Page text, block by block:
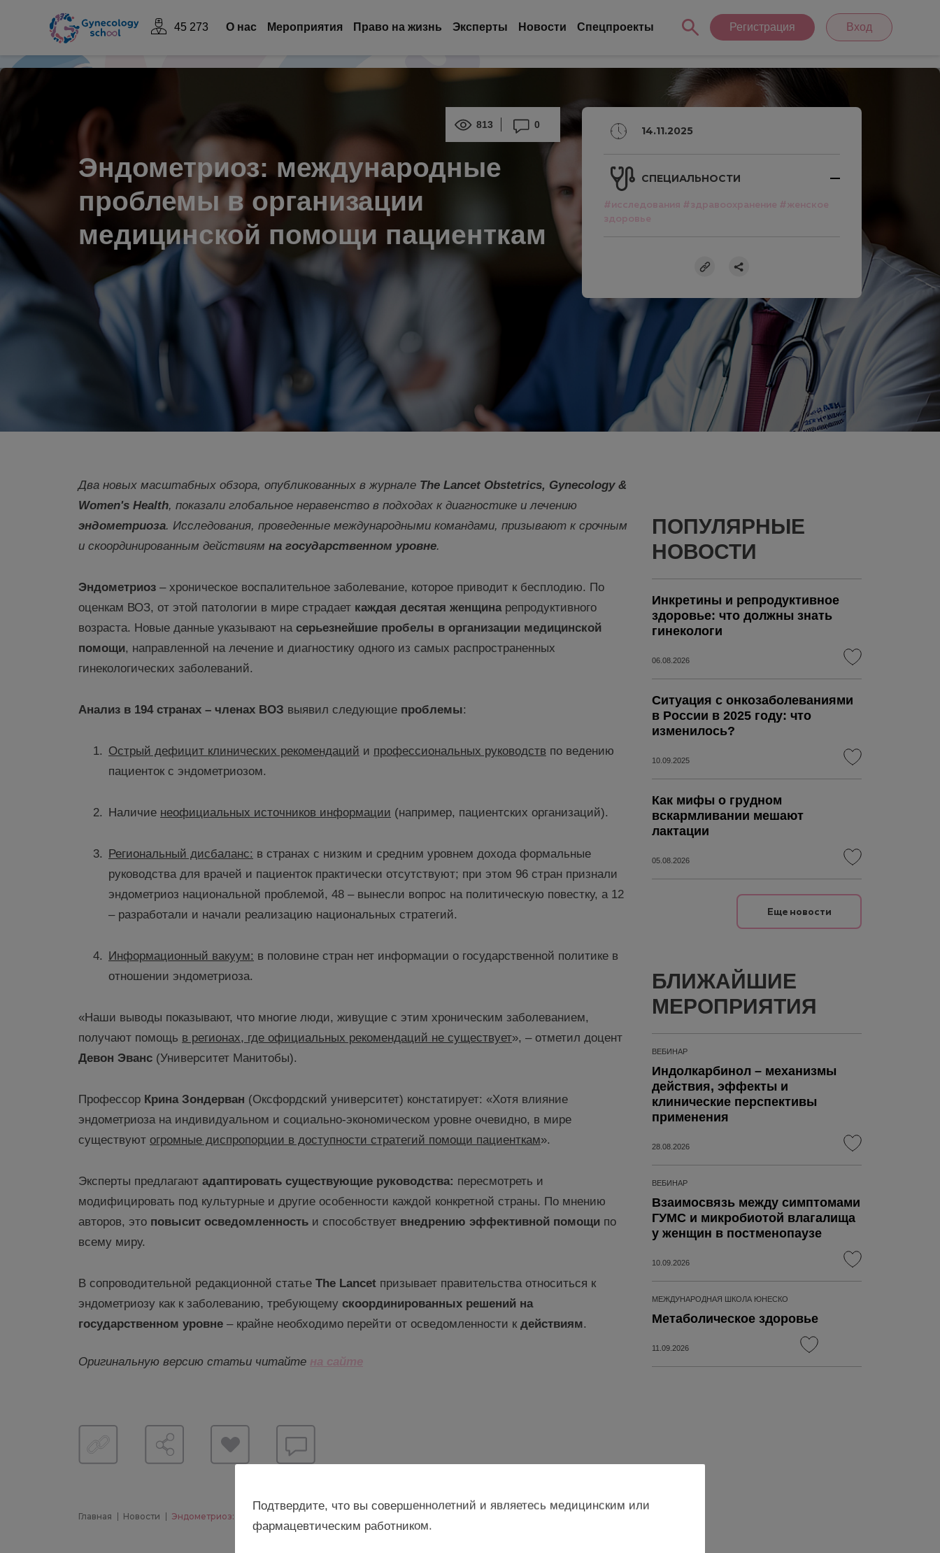
45 273 О нас Mероприятия Право на жизнь Эксперты Новости Спецпроекты Регистрация Вход
813 0
Эндометриоз: международные
проблемы в организации
медицинской помощи пациенткам
14.11.2025
СПЕЦИАЛЬНОСТИ
#исследования #здравоохранение #женское
здоровье
Два новых масштабных обзора, опубликованных в журнале The Lancet Obstetrics, Gynecology&
Women's Health, показали глобальное неравенство в подходах к диагностике и лечению
эндометриоза. Исследования, проведенные международными командами, призывают к срочным
и скоординированным действиям на государственном уровне.
Эндометриоз – хроническое воспалительное заболевание, которое приводит к бесплодию. По
оценкам ВОЗ, от этой патологии в мире страдает каждая десятая женщинарепродуктивного
возраста. Новые данные указывают на серьезнейшие пробелы в организации медицинской
помощи, направленной на лечение и диагностику одного из самых распространенных
гинекологических заболеваний.
Анализ в 194 странах – членах ВОЗ выявил следующие проблемы:
Острый дефицит клинических рекомендаций и профессиональных руководств по ведению
пациенток с эндометриозом.
Наличие неофициальных источников информации (например, пациентских организаций).
Региональный дисбаланс: в странах с низким и средним уровнем дохода формальные
руководства для врачей и пациенток практически отсутствуют; при этом 96 стран признали
эндометриоз национальной проблемой, 48 – вынесли вопрос на политическую повестку, а 12
– разработали и начали реализацию национальных стратегий.
Информационный вакуум: в половине стран нет информации о государственной политике в
отношении эндометриоза.
«Наши выводы показывают, что многие люди, живущие с этим хроническим заболеванием,
получают помощь в регионах, где официальных рекомендаций не существует», – отметил доцент
Девон Эванс (Университет Манитобы).
Профессор Крина Зондерван (Оксфордский университет) констатирует: «Хотя влияние
эндометриоза на индивидуальном и социально-экономическом уровне очевидно, в мире
существуют огромные диспропорции в доступности стратегий помощи пациенткам».
Эксперты предлагают адаптировать существующие руководства: пересмотреть и
модифицировать под культурные и другие особенности каждой конкретной страны. По мнению
авторов, это повысит осведомленность и способствует внедрению эффективной помощи по
всему миру.
В сопроводительной редакционной статье The Lancet призывает правительства относиться к
эндометриозу как к заболеванию, требующему скоординированных решений на
государственном уровне – крайне необходимо перейти от осведомленности к действиям.
Оригинальную версию статьи читайте на сайте
Главная Новости Эндометриоз: международные проблемы в организации медицинской помощи пациенткам
ПОПУЛЯРНЫЕ
НОВОСТИ
Инкретины и репродуктивное
здоровье: что должны знать
гинекологи
06.08.2026
Ситуация с онкозаболеваниями
в России в 2025 году: что
изменилось?
10.09.2025
Как мифы о грудном
вскармливании мешают
лактации
05.08.2026
Еще новости
БЛИЖАЙШИЕ
МЕРОПРИЯТИЯ
ВЕБИНАР
Индолкарбинол – механизмы
действия, эффекты и
клинические перспективы
применения
28.08.2026
ВЕБИНАР
Взаимосвязь между симптомами
ГУМС и микробиотой влагалища
у женщин в постменопаузе
10.09.2026
МЕЖДУНАРОДНАЯ ШКОЛА ЮНЕСКО
Метаболическое здоровье
11.09.2026
Подтвердите, что вы совершеннолетний и являетесь медицинским или
фармацевтическим работником.